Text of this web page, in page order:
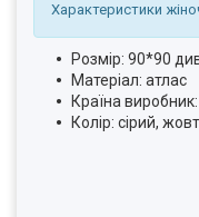
Характеристики
Розмір: 90*90
Матеріал: атлас
Країна
Колір: сірий,